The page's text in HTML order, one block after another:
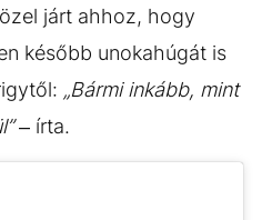
járt ahhoz, hogy
később unokahúgát is
„Bármi inkább, mint
– írta.